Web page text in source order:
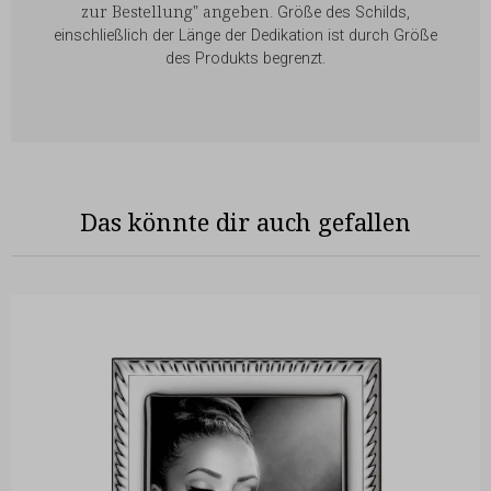
zur Bestellung" angeben. Größe des Schilds,
einschließlich der Länge der Dedikation ist durch Größe
des Produkts begrenzt.
Das könnte dir auch gefallen